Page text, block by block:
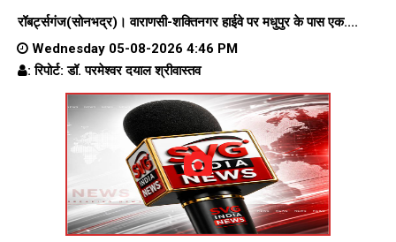
रॉबर्ट्सगंज(सोनभद्र)। वाराणसी-शक्तिनगर हाईवे परमधुपुर के पास एक....
Wednesday 05-08-2026 4:46 PM
: रिपोर्ट: डॉ. परमेश्वर दयाल श्रीवास्तव